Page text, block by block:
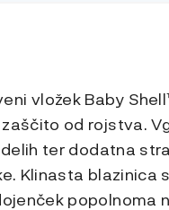
vložek Baby
od rojstva.
ter dodatna
Klinasta blazinica
popolnoma